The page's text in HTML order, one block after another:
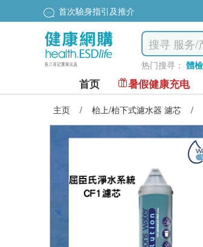
首次驗身指引及推介
热门搜寻： 體
首页 暑假健康充电
主页 / 枱上/枱下式濾水器 濾芯 /